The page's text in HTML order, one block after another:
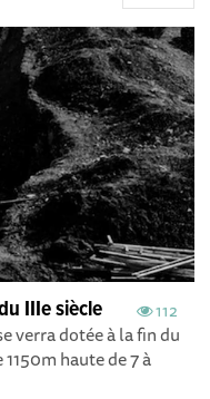
112
IIIe siècle
verra dotée à la fin du
haute de 7 à